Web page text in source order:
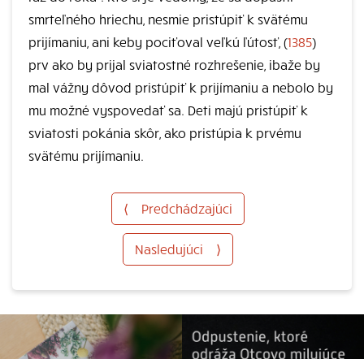
smrteľného hriechu, nesmie pristúpiť k svätému
prijímaniu, ani keby pociťoval veľkú ľútosť, (1385)
prv ako by prijal sviatostné rozhrešenie, ibaže by
mal vážny dôvod pristúpiť k prijímaniu a nebolo by
mu možné vyspovedať sa. Deti majú pristúpiť k
sviatosti pokánia skôr, ako pristúpia k prvému
svätému prijímaniu.
⟨ Predchádzajúci
Nasledujúci ⟩